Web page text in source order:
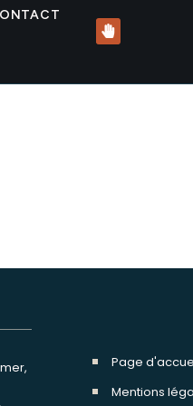
vins
Page
Mentions